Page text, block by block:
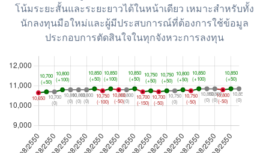
โน้มระยะสั้นและระยะยาวได้ในหน้าเดียว เหมาะสำหรับทั้ง
นักลงทุนมือใหม่และผู้มีประสบการณ์ที่ต้องการใช้ข้อมูล
ประกอบการตัดสินใจในทุกจังหวะการลงทุน